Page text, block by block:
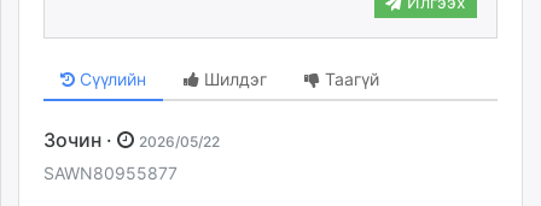
Сүүлийн Шилдэг Таагүй
Зочин · 2026/05/22
SAWN80955877